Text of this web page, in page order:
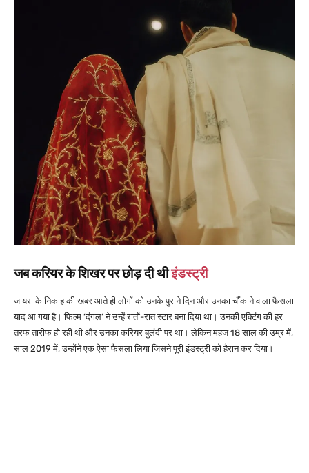
जब करियर के शिखर पर छोड़ दी थीइंडस्ट्री
जायरा के निकाह की खबर आते ही लोगों को उनके पुराने दिन और उनका चौंकाने वाला फैसला
याद आ गया है। फिल्म ‘दंगल’ ने उन्हें रातों-रात स्टार बना दिया था। उनकी एक्टिंग की हर
तरफ तारीफ हो रही थी और उनका करियर बुलंदी पर था। लेकिन महज 18 साल की उम्र में,
साल 2019 में, उन्होंने एक ऐसा फैसला लिया जिसने पूरी इंडस्ट्री को हैरान कर दिया।